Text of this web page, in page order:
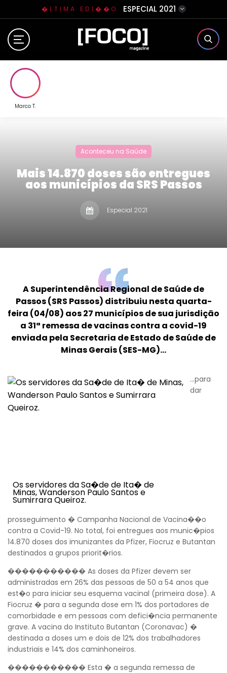
�LTIMA EDI��O ESPECIAL 2021
Home
Contato
Marco T.
Aconteceu na Saúde
Mais 14.870 doses são entregues
aos municípios da SRS Passos
Especial 2021
A Superintendência Regional de Saúde de
Passos (SRS Passos) distribuiu nesta quarta-
feira (04/08) aos 27 municípios de sua jurisdição
a 31ª remessa de vacinas contra a covid-19
enviada pela Secretaria de Estado de Saúde de
Minas Gerais (SES-MG)...
Os servidores da Sa�de de Ita� de
Minas, Wanderson Paulo Santos e
Sumirrara Queiroz.
...para
dar
prosseguimento � Campanha Nacional de Vacina��o
contra a Covid-19. No total, foi entregues aos munic�pios
14.870 doses dos imunizantes da Pfizer, Fiocruz e Butantan
destinados a grupos priorit�rios.
����������� As doses da Pfizer devem ser
administradas em 26% das pessoas de 50 a 54 anos que
est�o para iniciar seu esquema vacinal (primeira dose). A
Fiocruz � para a segunda dose em 1% dos portadores de
comorbidade e em pessoas com defici�ncia permanente
grave. A vacina do Instituto Butantan (Coronavac) �
destinada a doses um e dois de 12% dos trabalhadores
industriais e 14% dos caminhoneiros.
����������� Esta � a segunda remessa de